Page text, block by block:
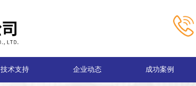
技术支持 企业动态 成功案例